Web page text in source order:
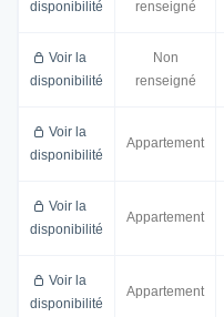
disponibilité renseigné
Voir la
disponibilité
Non
renseigné
Voir la
disponibilité
Appartement
Voir la
disponibilité
Appartement
Voir la
disponibilité
Appartement